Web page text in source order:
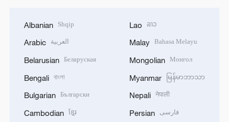
Albanian Shqip
Arabic العربية
Belarusian Беларуская
Bengali বাংলা
Bulgarian Български
Cambodian ខ្មែរ
Lao ລາວ
Malay Bahasa Melayu
Mongolian Монгол
Myanmar မြန်မာဘာသာ
Nepali नेपाली
Persian فارسی